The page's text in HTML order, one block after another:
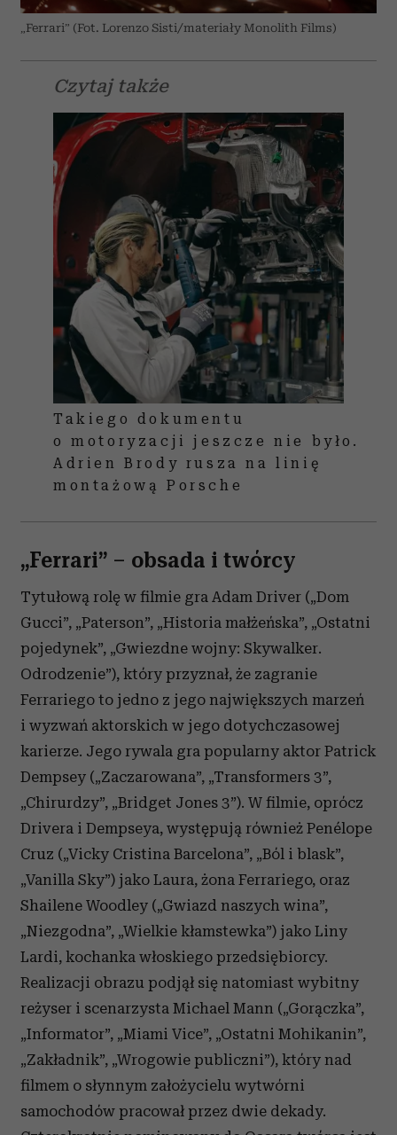
„Ferrari” (Fot. Lorenzo Sisti/materiały Monolith Films)
Czytaj także
Takiego dokumentu
o motoryzacji jeszcze nie było.
Adrien Brody rusza na linię
montażową Porsche
„Ferrari” – obsada i twórcy
Tytułową rolę w filmie gra Adam Driver („Dom
Gucci”, „Paterson”, „Historia małżeńska”, „Ostatni
pojedynek”, „Gwiezdne wojny: Skywalker.
Odrodzenie”), który przyznał, że zagranie
Ferrariego to jedno z jego największych marzeń
i wyzwań aktorskich w jego dotychczasowej
karierze. Jego rywala gra popularny aktor Patrick
Dempsey („Zaczarowana”, „Transformers 3”,
„Chirurdzy”, „Bridget Jones 3”). W filmie, oprócz
Drivera i Dempseya, występują również Penélope
Cruz („Vicky Cristina Barcelona”, „Ból i blask”,
„Vanilla Sky”) jako Laura, żona Ferrariego, oraz
Shailene Woodley („Gwiazd naszych wina”,
„Niezgodna”, „Wielkie kłamstewka”) jako Liny
Lardi, kochanka włoskiego przedsiębiorcy.
Realizacji obrazu podjął się natomiast wybitny
reżyser i scenarzysta Michael Mann („Gorączka”,
„Informator”, „Miami Vice”, „Ostatni Mohikanin”,
„Zakładnik”, „Wrogowie publiczni”), który nad
filmem o słynnym założycielu wytwórni
samochodów pracował przez dwie dekady.